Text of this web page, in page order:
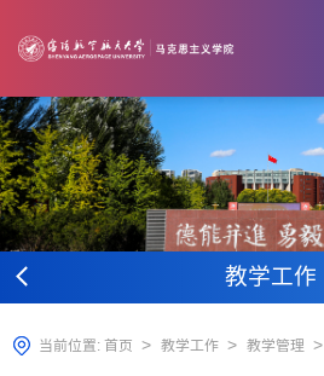
教学工作
当前位置: 首页 > 教学工作 > 教学管理 >